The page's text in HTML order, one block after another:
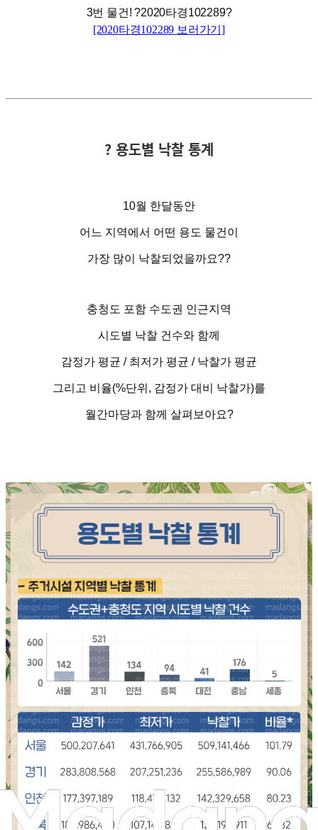
3번 물건!?2020타경102289?
[2020타경102289 보러가기]
? 용도별 낙찰 통계
10월 한달동안
어느 지역에서 어떤 용도 물건이
가장 많이 낙찰되었을까요??
충청도 포함 수도권 인근지역
시도별 낙찰 건수와 함께
감정가 평균 / 최저가 평균 / 낙찰가 평균
그리고 비율(%단위 , 감정가 대비 낙찰가)를
월간마당과 함께 살펴보아요?